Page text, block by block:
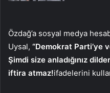
Özdağ’a sosyal medya
Uysal, “Demokrat Parti’ye
Şimdi size anladığınız
iftira atmaz!ifadelerini